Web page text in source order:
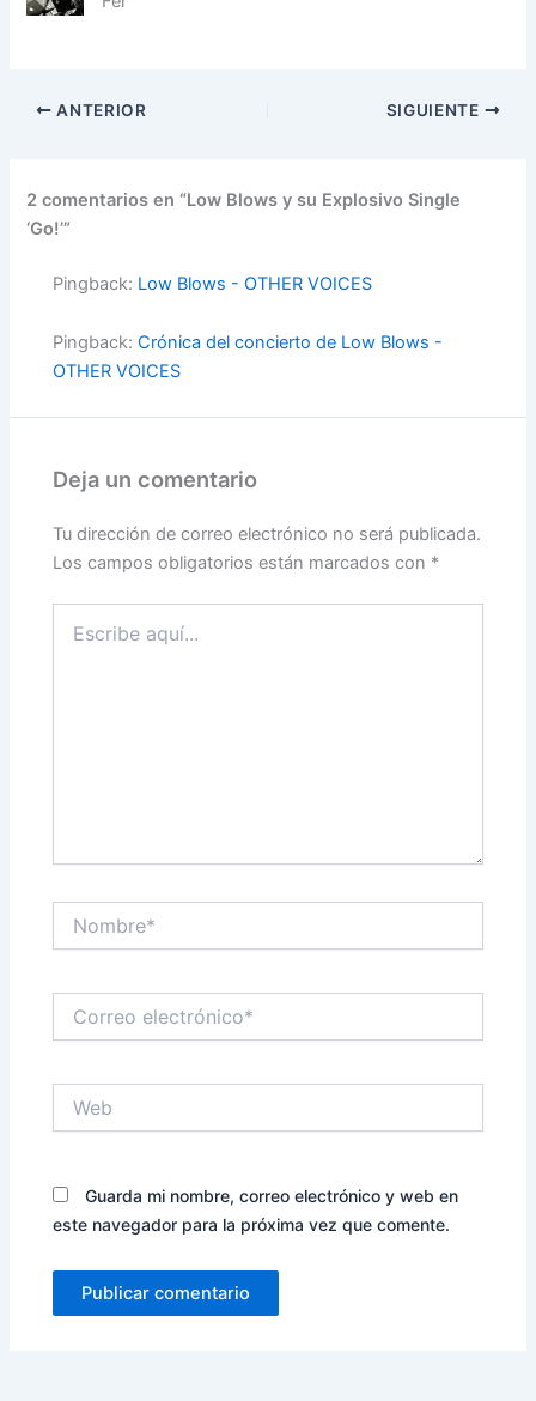
ANTERIOR SIGUIENTE
2 comentarios en “Low Blows y su Explosivo Single
‘Go!’”
Pingback: Low Blows - OTHER VOICES
Pingback:Crónica del concierto de Low Blows -
OTHER VOICES
Deja un comentario
Tu dirección de correo electrónico no será publicada.
Los campos obligatorios están marcados con *
aquí...
electrónico*
Guarda mi nombre, correo electrónico y web en
este navegador para la próxima vez que comente.